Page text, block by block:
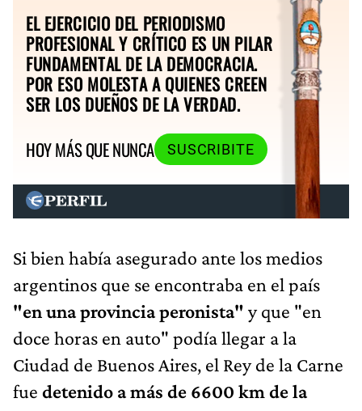
EL EJERCICIO DEL PERIODISMO
PROFESIONAL Y CRÍTICO ES UN PILAR
FUNDAMENTAL DE LA DEMOCRACIA.
POR ESO MOLESTA A QUIENES CREEN
SER LOS DUEÑOS DE LA VERDAD.
HOY MÁS QUE NUNCA
SUSCRIBITE
Si bien había asegurado ante los medios
argentinos que se encontraba en el país
"en una provincia peronista" y que "en
doce horas en auto" podía llegar a la
Ciudad de Buenos Aires, el Rey de la Carne
fue detenido a más de 6600 km de la